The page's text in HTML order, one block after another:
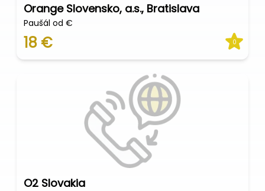
Orange Slovensko, a.s., Bratislava
Paušál od €
18 € 0
O2 Slovakia